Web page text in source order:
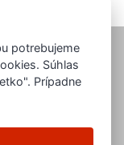
potrebujeme
Súhlas
Prípadne